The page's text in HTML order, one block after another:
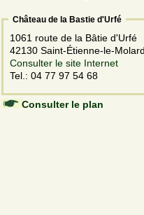
Château de la Bastie d'Urfé
1061 route de la Bâtie d'Urfé
42130 Saint-Étienne-le-Molard
Consulter le site Internet
Tel.: 04 77 97 54 68
Consulter le plan